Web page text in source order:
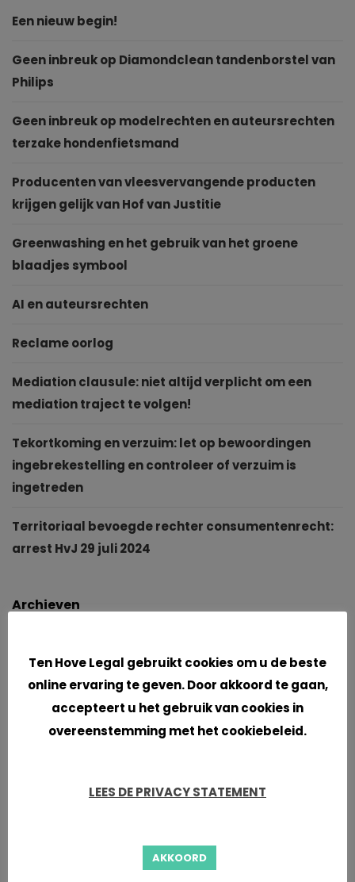
Een nieuw begin!
Geen inbreuk op Diamondclean tandenborstel van
Philips
Geen inbreuk op modelrechten en auteursrechten
terzake hondenfietsmand
Producenten van vleesvervangende producten
krijgen gelijk van Hof van Justitie
Greenwashing en het gebruik van het groene
blaadjes symbool
AI en auteursrechten
Reclame oorlog
Mediation clausule: niet altijd verplicht om een
mediation traject te volgen!
Tekortkoming en verzuim: let op bewoordingen
ingebrekestelling en controleer of verzuim is
ingetreden
Territoriaal bevoegde rechter consumentenrecht:
arrest HvJ 29 juli 2024
Archieven
april 2025
oktober 2024
Ten Hove Legal gebruikt cookies om u de beste
online ervaring te geven. Door akkoord te gaan,
accepteert u het gebruik van cookies in
overeenstemming met het cookiebeleid.
LEES DE PRIVACY STATEMENT
AKKOORD